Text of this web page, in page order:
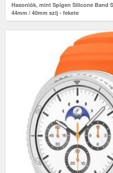
Hasonlók, mint Spigen Silicone Band
44mm / 40mm szíj - fekete